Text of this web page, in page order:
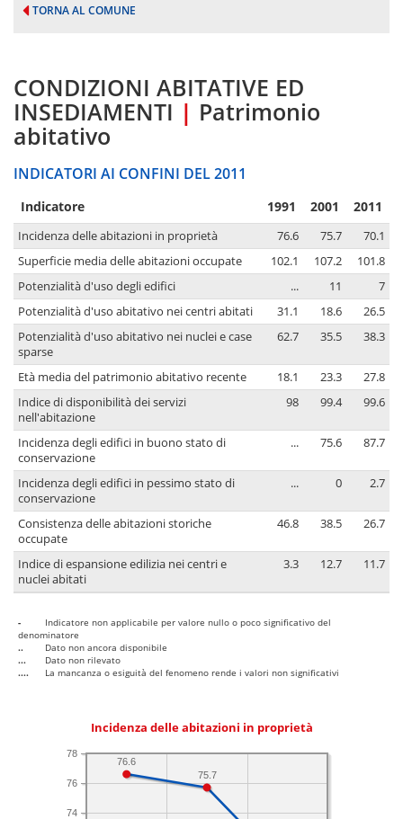
TORNA AL COMUNE
CONDIZIONI ABITATIVE ED
INSEDIAMENTI | Patrimonio
abitativo
INDICATORI AI CONFINI DEL 2011
Indicatore 1991 2001 2011
Incidenza delle abitazioni in proprietà 76.6 75.7
70.1
Superficie media delle abitazioni occupate
102.1 107.2
101.8
Potenzialità d'uso degli edifici
... 11
7
Potenzialità d'uso abitativo nei centri abitati
31.1 18.6
26.5
Potenzialità d'uso abitativo nei nuclei e case
sparse
62.7 35.5 38.3
Età media del patrimonio abitativo recente 18.1 23.3
27.8
Indice di disponibilità dei servizi
nell'abitazione
98 99.4 99.6
Incidenza degli edifici in buono stato di
conservazione
... 75.6 87.7
Incidenza degli edifici in pessimo stato di
conservazione
... 0 2.7
Consistenza delle abitazioni storiche
occupate
46.8 38.5 26.7
Indice di espansione edilizia nei centri e
nuclei abitati
3.3 12.7 11.7
-
Indicatore non applicabile per valore nullo o poco significativo del
denominatore
..
Dato non ancora disponibile
...
Dato non rilevato
....
La mancanza o esiguità del fenomeno rende i valori non significativi
Incidenza delle abitazioni in proprietà
74
76
78
75.7
76.6